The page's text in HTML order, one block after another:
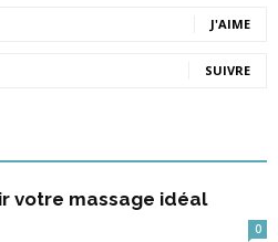
J'AIME
SUIVRE
votre massage idéal
0